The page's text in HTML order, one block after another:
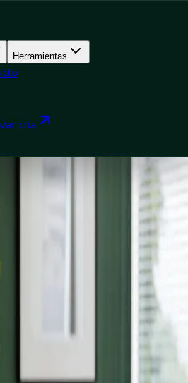
Herramientas
cita